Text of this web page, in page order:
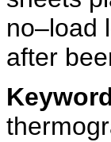
no–load
after